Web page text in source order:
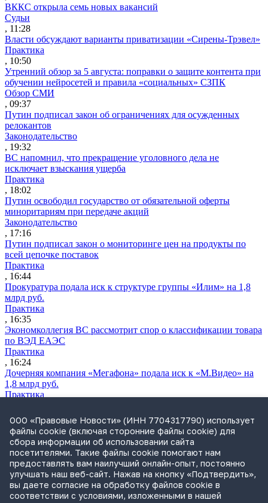
ВККС открыла семь новых вакансий
Судьи
, 11:28
Власти обсуждают варианты приватизации «Сирены-Трэвел»
Практика
, 10:50
Утренний обзор за 5 августа: поправки о защите контента при
обучении нейросетей и правила «социальных» СЗПК
Обзор СМИ
, 09:37
Путин подписал закон об ограничениях для осужденных
релокантов
Законодательство
, 19:32
ВС напомнил, что прекращение уголовного дела не
исключает взыскания ущерба
Практика
, 18:02
Путин освободил государство от обязательной оферты
миноритариям при передаче акций
Законодательство
, 17:16
Путин подписал закон о мониторинге цен на продукты по
всей цепочке поставок
Практика
, 16:44
Прокуратура подала иск к структуре группы «Илим» на 1,8
млрд руб.
Практика
, 16:35
Экономколлегия ВС рассмотрит спор о классификации товара
по ВЭД ЕАЭС
Практика
, 16:24
Дочерняя компания «Мегафона» подала иск к «М.Видео» на
1,8 млрд руб.
Практика
СИП проверит отмену патента на систему управления
устройствами после возражений «Яндекса»
Практика
, 15:17
Суды 10 стран рассматривают иски российской «дочки»
Google о возврате дивидендов
Международная практика
, 14:09
ООО «Правовые Новости» (ИНН 7704317790) использует
файлы cookie (включая сторонние файлы cookie) для
сбора информации об использовании сайта
посетителями. Такие файлы cookie помогают нам
предоставлять вам наилучший онлайн-опыт, постоянно
улучшать наш веб-сайт. Нажав на кнопку «Подтвердить»,
вы даете согласие на обработку файлов cookie в
соответствии с условиями, изложенными в нашей